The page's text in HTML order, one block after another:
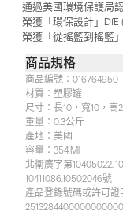
通過美國環境保護局
榮獲「環保設計」DfE
榮獲「從搖籃到搖籃
商品規格
商品編號： 016764950
材質： 塑膠罐
尺寸： 長10，寬10，高
重量： 0.3公斤
產地： 美國
容量：354 Ml
北衛廣字第10405022.
10411086.10502046號
產品登錄號碼或許可證